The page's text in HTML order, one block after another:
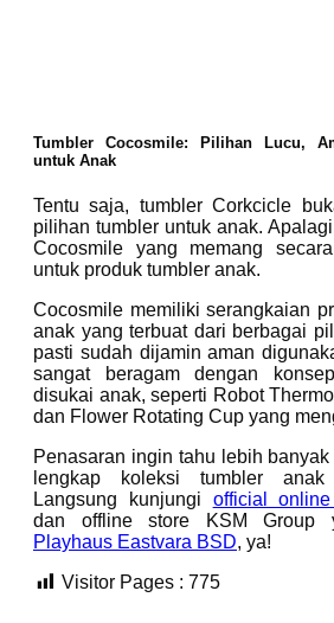
Tumbler Cocosmile: Pilihan Lucu,
untuk Anak
Tentu saja, tumbler Corkcicle
pilihan tumbler untuk anak.
Cocosmile yang memang
untuk produk tumbler anak.
Cocosmile memiliki serangkaian
anak yang terbuat dari berbagai
pasti sudah dijamin aman
sangat beragam dengan
disukai anak, seperti Robot
dan Flower Rotating Cup yang
Penasaran ingin tahu lebih
lengkap koleksi tumbler
Langsung kunjungi official
dan offline store KSM Group
Playhaus Eastvara BSD, ya!
Visitor Pages : 775